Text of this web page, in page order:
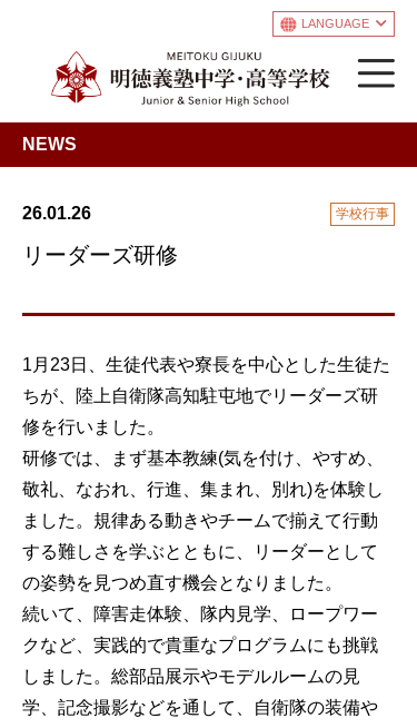
LANGUAGE
NEWS
学校行事
26.01.26
リーダーズ研修
1月23日、生徒代表や寮長を中心とした生徒た
ちが、陸上自衛隊高知駐屯地でリーダーズ研
修を行いました。
研修では、まず基本教練(気を付け、やすめ、
敬礼、なおれ、行進、集まれ、別れ)を体験し
ました。規律ある動きやチームで揃えて行動
する難しさを学ぶとともに、リーダーとして
の姿勢を見つめ直す機会となりました。
続いて、障害走体験、隊内見学、ロープワー
クなど、実践的で貴重なプログラムにも挑戦
しました。総部品展示やモデルルームの見
学、記念撮影などを通して、自衛隊の装備や